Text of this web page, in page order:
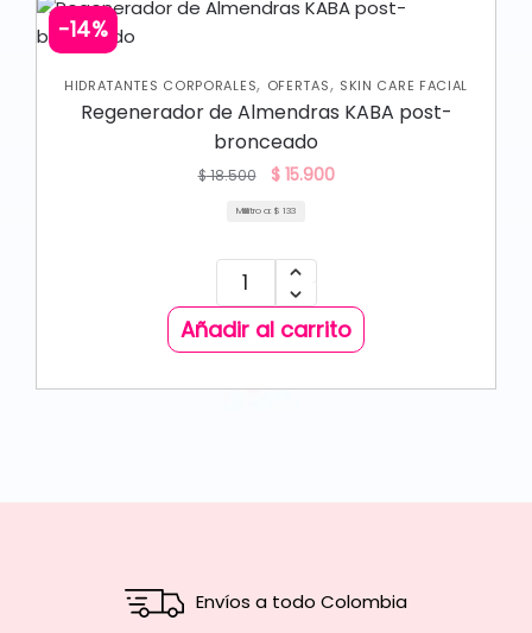
-14%
HIDRATANTES CORPORALES, OFERTAS, SKIN CARE FACIAL
Regenerador de Almendras KABA post-
bronceado
$18.500 $15.900
Mililitro a: $ 133
Añadir al carrito
Envíos a todo Colombia